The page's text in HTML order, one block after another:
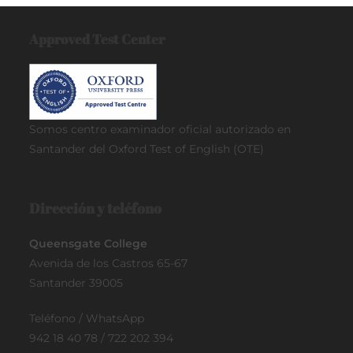
Somos centro examinador oficial autorizado en
Santander del Oxford Test of English (OTE)
Queensgate College
Avenida de los Castros 65-67
Santander 39005
Teléfono / WhatsApp
942 18 40 78 / 722 202 394